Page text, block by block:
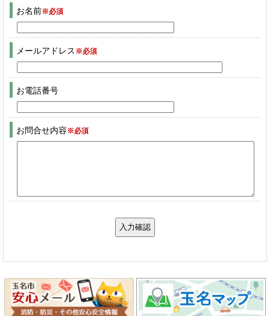
お名前※必須
メールアドレス ※必須
お電話番号
お問合せ内容※必須